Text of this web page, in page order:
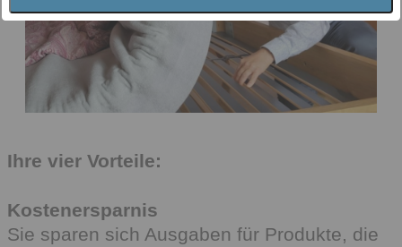
Ihre vier Vorteile:
Kostenersparnis
Sie sparen sich Ausgaben für Produkte, die